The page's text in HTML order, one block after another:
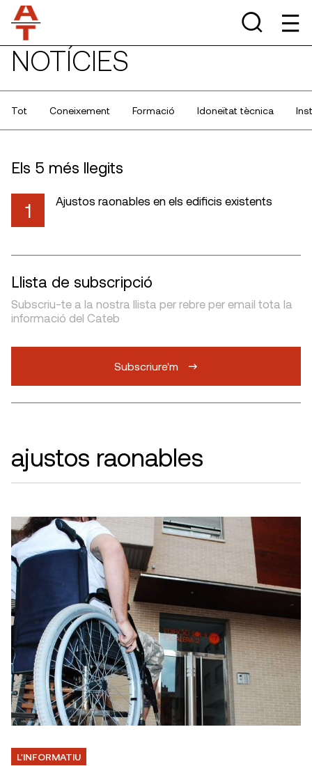
NOTÍCIES
Tot Coneixement Formació Idoneïtat tècnica
Els 5 més llegits
1 Ajustos raonables en els edificis existents
Llista de subscripció
Subscriu-te a la nostra llista per rebre per email tota la
informació del Cateb
Subscriure'm
ajustos raonables
L'INFORMATIU